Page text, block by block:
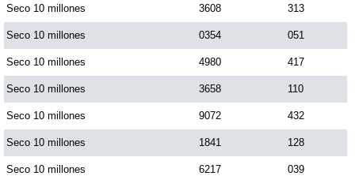
Pijao de Oro
Saman de la suerte
Sinuano Día
Sinuano Noche
Seco 10 millones 3608 313
Seco 10 millones 0354 051
Seco 10 millones 4980 417
Seco 10 millones 3658 110
Seco 10 millones 9072 432
Seco 10 millones 1841 128
Seco 10 millones 6217 039